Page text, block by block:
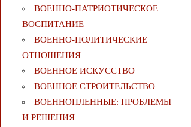
ВОЕННО-ПАТРИОТИЧЕСКОЕ
ВОСПИТАНИЕ
ВОЕННО-ПОЛИТИЧЕСКИE
ОТНОШЕНИЯ
ВОЕННОЕ ИСКУССТВО
ВОЕННОЕ СТРОИТЕЛЬСТВО
ВОЕННОПЛЕННЫЕ: ПРОБЛЕМЫ
И РЕШЕНИЯ